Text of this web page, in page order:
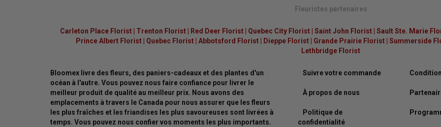
Fleuristes partenaires
Carleton Place Florist Trenton Florist Red Deer Florist Quebec City Florist Saint John Florist Sault Ste. Marie
Prince Albert Florist| Quebec Florist| Abbotsford Florist| Dieppe Florist| Grande Prairie Florist| Summerside
Lethbridge Florist
Bloomex livre des fleurs, des paniers-cadeaux et des plantes d'un
océan à l'autre. Vous pouvez nous faire confiance pour livrer le
meilleur produit de qualité au meilleur prix. Nous avons des
emplacements à travers le Canada pour nous assurer que les fleurs
les plus fraîches et les friandises les plus savoureuses sont livrées à
temps. Vous pouvez nous confier vos moments les plus importants.
Suivre votre commande
À propos de nous
Politique de
confidentialité